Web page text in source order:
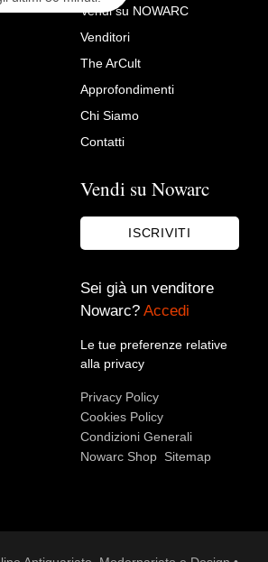
Maggiori Info su
vintage in teak e
Italia anni 60
sullaprivacy policy*.
aggiornato sulle ultime novità.
Vendi su NOWARC
Venditori
The ArCult
Approfondimenti
Chi Siamo
Contatti
Vendi su Nowarc
ISCRIVITI
Sei già un venditore
Nowarc? Accedi
Le tue preferenze relative
alla privacy
Privacy Policy
Cookies Policy
Condizioni Generali
Nowarc Shop Sitemap